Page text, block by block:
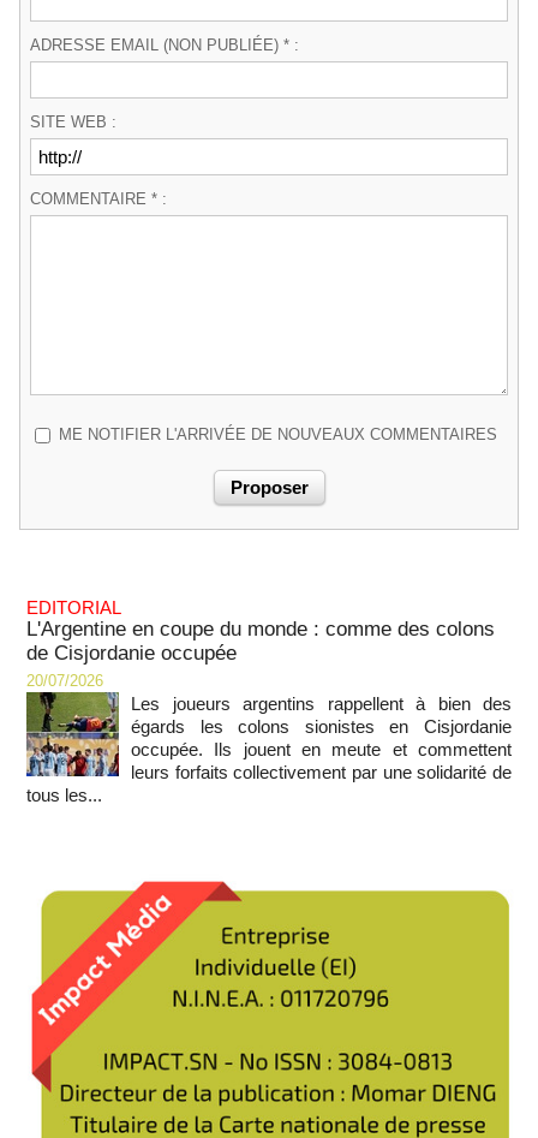
ADRESSE EMAIL (NON PUBLIÉE) * :
SITE WEB :
COMMENTAIRE * :
ME NOTIFIER L'ARRIVÉE DE NOUVEAUX COMMENTAIRES
EDITORIAL
L'Argentine en coupe du monde : comme des colons
de Cisjordanie occupée
20/07/2026
Les joueurs argentins rappellent à bien des
égards les colons sionistes en Cisjordanie
occupée. Ils jouent en meute et commettent
leurs forfaits collectivement par une solidarité de
tous les...